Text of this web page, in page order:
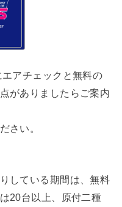
アチェックと無料の
がありましたらご案内
さい。
している期間は、無料
20台以上、原付二種